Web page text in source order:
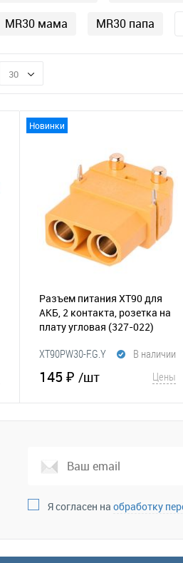
MR30 мама MR30 папа
30
Новинки
Разъем питания XT90 для
АКБ, 2 контакта, розетка на
плату угловая (327-022)
В наличии
XT90PW30-F.G.Y
145 ₽ /шт Цены
В корзину
В избранное
Я согласен на обработку